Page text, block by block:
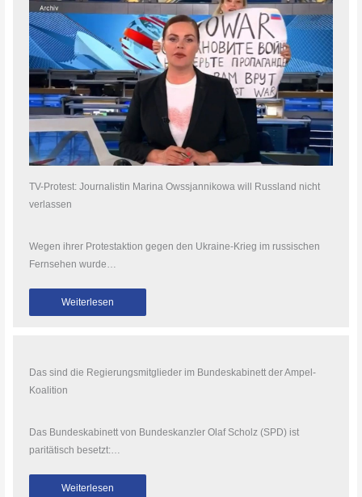
TV-Protest: Journalistin Marina Owssjannikowa will Russland nicht
verlassen
Wegen ihrer Protestaktion gegen den Ukraine-Krieg im russischen
Fernsehen wurde…
Weiterlesen
Das sind die Regierungsmitglieder im Bundeskabinett der Ampel-
Koalition
Das Bundeskabinett von Bundeskanzler Olaf Scholz (SPD) ist
paritätisch besetzt:…
Weiterlesen